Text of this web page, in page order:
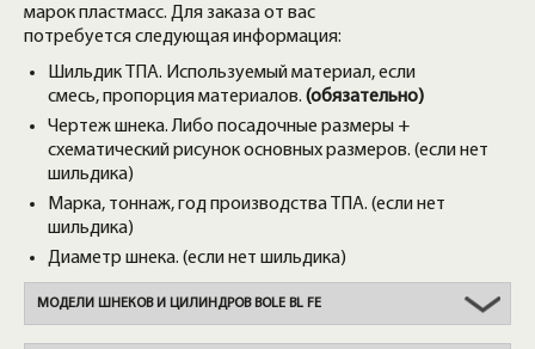
МОДЕЛИ ШНЕКОВ И ЦИЛИНДРОВ BOLE BL FE
марок пластмасс. Для заказа от вас
потребуется следующая информация:
Шильдик ТПА. Используемый материал, если
смесь, пропорция материалов. (обязательно)
Чертеж шнека. Либо посадочные размеры +
схематический рисунок основных размеров. (если нет
шильдика)
Марка, тоннаж, год производства ТПА. (если нет
шильдика)
Диаметр шнека. (если нет шильдика)